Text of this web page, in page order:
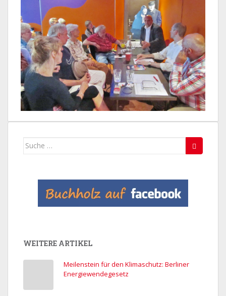
Suche
WEITERE ARTIKEL
Meilenstein für den Klimaschutz: Berliner
Energiewendegesetz